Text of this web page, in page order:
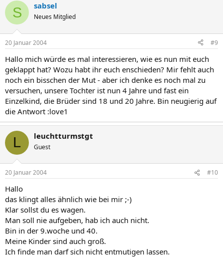
S sabsel
Neues Mitglied
20 Januar 2004 #9
Hallo mich würde es mal interessieren, wie es nun mit euch
geklappt hat? Wozu habt ihr euch enschieden? Mir fehlt auch
noch ein bisschen der Mut - aber ich denke es noch mal zu
versuchen, unsere Tochter ist nun 4 Jahre und fast ein
Einzelkind, die Brüder sind 18 und 20 Jahre. Bin neugierig auf
die Antwort :love1
L leuchtturmstgt
Guest
20 Januar 2004 #10
Hallo
das klingt alles ähnlich wie bei mir ;-)
Klar sollst du es wagen.
Man soll nie aufgeben, hab ich auch nicht.
Bin in der 9.woche und 40.
Meine Kinder sind auch groß.
Ich finde man darf sich nicht entmutigen lassen.